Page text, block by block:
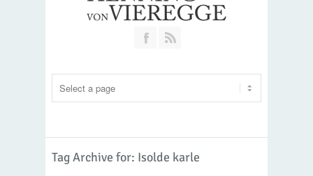
Join our Facebook Group
Tag Archive for: Isolde karle